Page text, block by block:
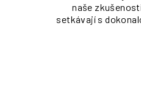
naše
setkávají s